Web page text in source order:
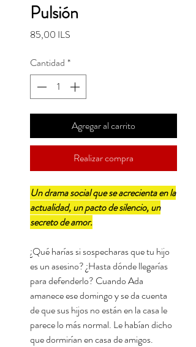
Pulsión
85,00 ILS
Cantidad *
Agregar al carrito
Realizar compra
Un drama social que se acrecienta en la
actualidad, un pacto de silencio, un
secreto de amor.
¿Qué harías si sospecharas que tu hijo
es un asesino? ¿Hasta dónde llegarías
para defenderlo? Cuando Ada
amanece ese domingo y se da cuenta
de que sus hijos no están en la casa le
parece lo más normal. Le habían dicho
que dormirían en casa de amigos.